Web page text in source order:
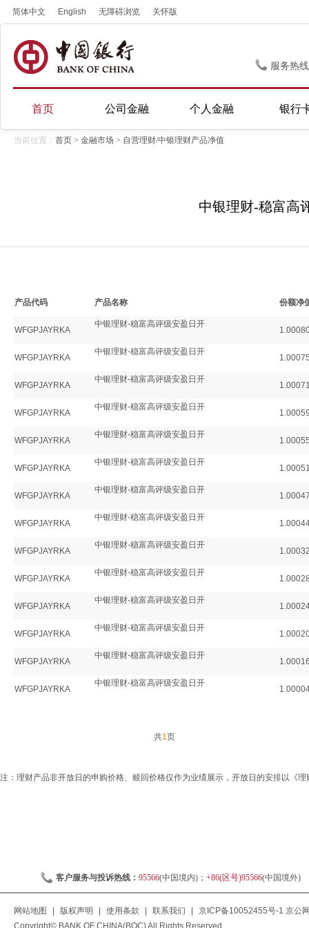
简体中文 English 无障碍浏览 关怀版
服务热
首页 公司金融 个人金融 银行
当前位置： 首页 > 金融市场 > 自营理财/中银理财产品净值
中银理财-稳富高
产品代码 产品名称 份额净
WFGPJAYRKA
中银理财-稳富高评级安盈日开
WFGPJAYRKA
中银理财-稳富高评级安盈日开
WFGPJAYRKA
中银理财-稳富高评级安盈日开
WFGPJAYRKA
中银理财-稳富高评级安盈日开
WFGPJAYRKA
中银理财-稳富高评级安盈日开
WFGPJAYRKA
中银理财-稳富高评级安盈日开
WFGPJAYRKA
中银理财-稳富高评级安盈日开
WFGPJAYRKA
中银理财-稳富高评级安盈日开
WFGPJAYRKA
中银理财-稳富高评级安盈日开
WFGPJAYRKA
中银理财-稳富高评级安盈日开
WFGPJAYRKA
中银理财-稳富高评级安盈日开
WFGPJAYRKA
中银理财-稳富高评级安盈日开
WFGPJAYRKA
中银理财-稳富高评级安盈日开
WFGPJAYRKA
中银理财-稳富高评级安盈日开
共1页
注：理财产品非开放日的申购价格、赎回价格仅作为业绩展示，开放日的安排以《
客户服务与投诉热线： 95566(中国境内)； +86(区号)95566(中国境外)
网站地图 版权声明 使用条款 联系我们 京ICP备10052455号-1 京公
Copyright© BANK OF CHINA(BOC) All Rights Reserved.